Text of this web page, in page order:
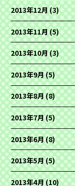
2013年12月(3)
2013年11月(5)
2013年10月(3)
2013年9月(5)
2013年8月(8)
2013年7月(5)
2013年6月(8)
2013年5月(5)
2013年4月(10)